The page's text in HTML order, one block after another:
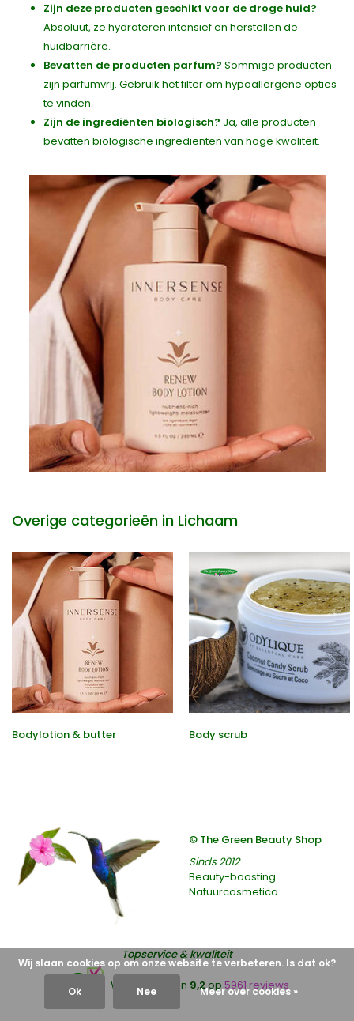
Zijn deze producten geschikt voor de droge huid?
Absoluut, ze hydrateren intensief en herstellen de
huidbarrière.
Bevatten de producten parfum? Sommige producten
zijn parfumvrij. Gebruik het filter om hypoallergene opties
te vinden.
Zijn de ingrediënten biologisch? Ja, alle producten
bevatten biologische ingrediënten van hoge kwaliteit.
Overige categorieën in Lichaam
Bodylotion & butter Body scrub
© The Green Beauty Shop
Sinds 2012
Beauty-boosting
Natuurcosmetica
Topservice & kwaliteit
9,2 Wij scoren een 9,2op 5961 reviews
Wij slaan cookies op om onze website te verbeteren. Is dat ok?
Ok Nee Meer over cookies »